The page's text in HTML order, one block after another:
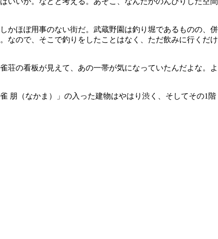
かほぼ用事のない街だ。武蔵野園は釣り堀であるものの、併
なので、そこで釣りをしたことはなく、ただ飲みに行くだけ
荘の看板が見えて、あの一帯が気になっていたんだよな。よ
朋（なかま）」の入った建物はやはり渋く、そしてその1階